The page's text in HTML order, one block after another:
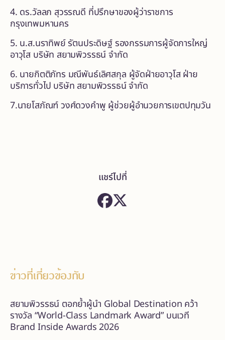
4. ดร.วัลลภ สุวรรณดี ที่ปรึกษาของผู้ว่าราชการ
กรุงเทพมหานคร
5. น.ส.นราทิพย์ รัตนประดิษฐ์ รองกรรมการผู้จัดการใหญ่
อาวุโส บริษัท สยามพิวรรธน์ จำกัด
6. นายกิตติภัทร มณีพันธ์เลิศสกุล ผู้จัดฝ่ายอาวุโส ฝ่าย
บริการทั่วไป บริษัท สยามพิวรรธน์ จำกัด
7.นายโสภัณฑ์ วงศ์ดวงคำพู ผู้ช่วยผู้อำนวยการเขตปทุมวัน
แชร์ไปที่
ข่าวที่เกี่ยวข้องกับ
สยามพิวรรธน์ ตอกย้ำผู้นำ Global Destination คว้า
รางวัล “World-Class Landmark Award” บนเวที
Brand Inside Awards 2026